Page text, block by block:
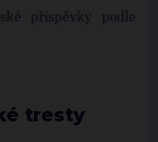
příspěvky podle
tresty